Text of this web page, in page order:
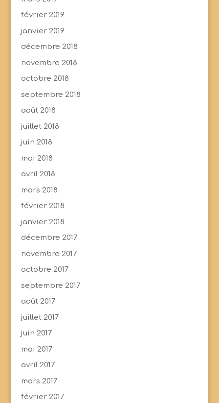
février 2019
janvier 2019
décembre 2018
novembre 2018
octobre 2018
septembre 2018
août 2018
juillet 2018
juin 2018
mai 2018
avril 2018
mars 2018
février 2018
janvier 2018
décembre 2017
novembre 2017
octobre 2017
septembre 2017
août 2017
juillet 2017
juin 2017
mai 2017
avril 2017
mars 2017
février 2017